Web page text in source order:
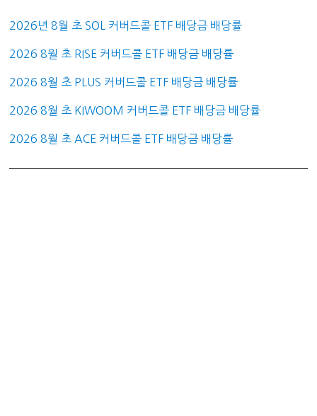
2026년 8월 초 SOL 커버드콜 ETF 배당금 배당률
2026 8월 초 RISE 커버드콜 ETF 배당금 배당률
2026 8월 초 PLUS 커버드콜 ETF 배당금 배당률
2026 8월 초 KIWOOM 커버드콜 ETF 배당금 배당률
2026 8월 초 ACE 커버드콜 ETF 배당금 배당률